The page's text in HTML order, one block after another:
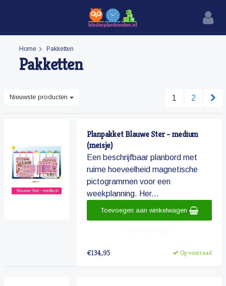
Home Pakketten
Pakketten
Nieuwste producten 1 2
Planpakket Blauwe Ster - medium
(meisje)
Een beschrijfbaar planbord met
ruime hoeveelheid magnetische
pictogrammen voor een
weekplanning. Her...
€134,95 Op voorraad
Toevoegen aan winkelwagen